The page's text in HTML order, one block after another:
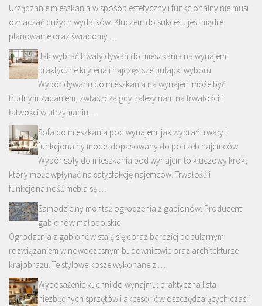
Urządzanie mieszkania w sposób estetyczny i funkcjonalny nie musi
oznaczać dużych wydatków. Kluczem do sukcesu jest mądre
planowanie oraz świadomy …
Jak wybrać trwały dywan do mieszkania na wynajem:
praktyczne kryteria i najczęstsze pułapki wyboru
Wybór dywanu do mieszkania na wynajem może być
trudnym zadaniem, zwłaszcza gdy zależy nam na trwałości i
łatwości w utrzymaniu …
Sofa do mieszkania pod wynajem: jak wybrać trwały i
funkcjonalny model dopasowany do potrzeb najemców
Wybór sofy do mieszkania pod wynajem to kluczowy krok,
który może wpłynąć na satysfakcję najemców. Trwałość i
funkcjonalność mebla są …
Samodzielny montaż ogrodzenia z gabionów. Producent
gabionów małopolskie
Ogrodzenia z gabionów stają się coraz bardziej popularnym
rozwiązaniem w nowoczesnym budownictwie oraz architekturze
krajobrazu. Te stylowe kosze wykonane z …
Wyposażenie kuchni do wynajmu: praktyczna lista
niezbędnych sprzętów i akcesoriów oszczędzających czas i